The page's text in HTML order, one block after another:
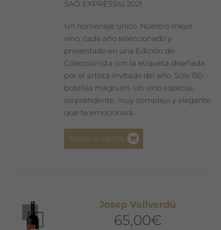
página
de
producto
SAÓ EXPRESSIU 2021
Un homenaje único. Nuestro mejor
vino, cada año seleccionado y
presentado en una Edición de
Coleccionista con la etiqueta diseñada
por el artista invitado del año. Sólo 150
botellas mágnum. Un vino especial,
sorprendente, muy complejo y elegante
que te emocionará…
Añadir al carrito
Josep Vallverdú
65,00€